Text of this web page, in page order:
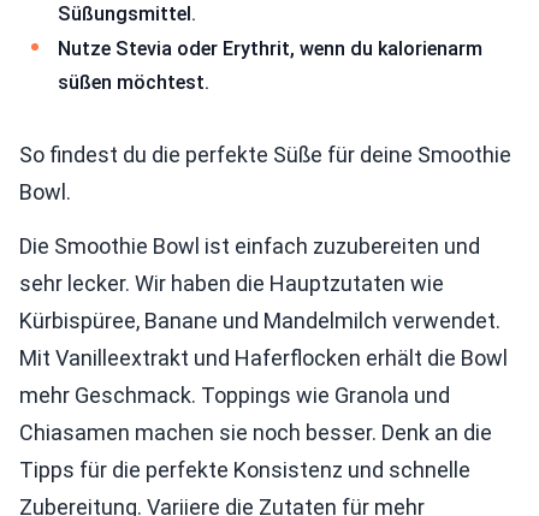
Süßungsmittel.
Nutze Stevia oder Erythrit, wenn du kalorienarm
süßen möchtest.
So findest du die perfekte Süße für deine Smoothie
Bowl.
Die Smoothie Bowl ist einfach zuzubereiten und
sehr lecker. Wir haben die Hauptzutaten wie
Kürbispüree, Banane und Mandelmilch verwendet.
Mit Vanilleextrakt und Haferflocken erhält die Bowl
mehr Geschmack. Toppings wie Granola und
Chiasamen machen sie noch besser. Denk an die
Tipps für die perfekte Konsistenz und schnelle
Zubereitung. Variiere die Zutaten für mehr